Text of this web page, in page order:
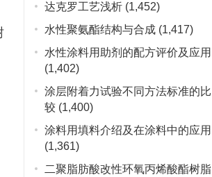
达克罗工艺浅析 (1,452)
水性聚氨酯结构与合成 (1,417)
水性涂料用助剂的配方评价及应用
(1,402)
涂层附着力试验不同方法标准的比
较 (1,400)
涂料用填料介绍及在涂料中的应用
(1,361)
二聚脂肪酸改性环氧丙烯酸酯树脂